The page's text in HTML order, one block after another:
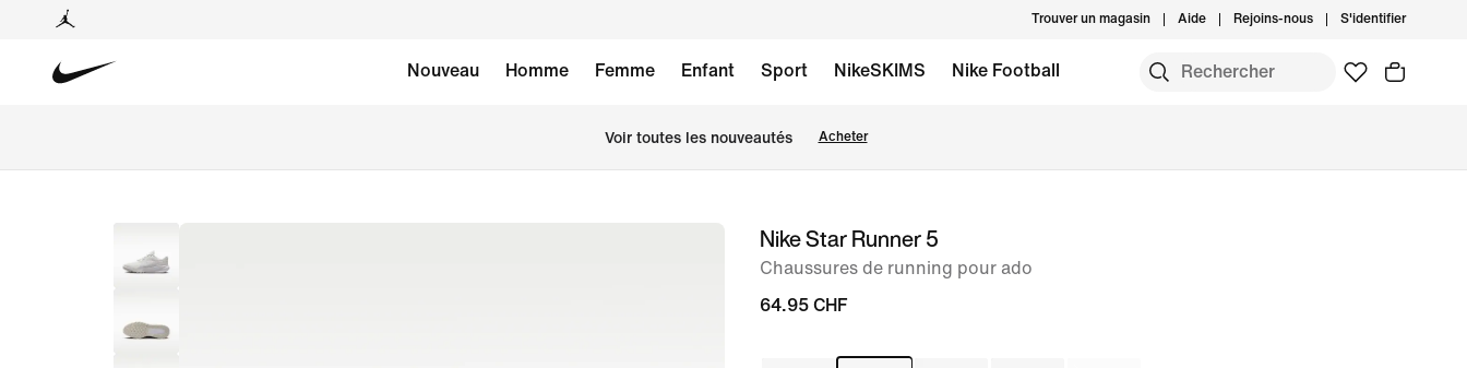
Trouver un magasin Aide Rejoins-nous S'identifier
Nouveau Homme Femme Enfant Sport NikeSKIMS Nike Football
Voir toutes les nouveautés Acheter
image 1Nike Star Runner 5
Chaussures de running pour ado
64.95 CHF